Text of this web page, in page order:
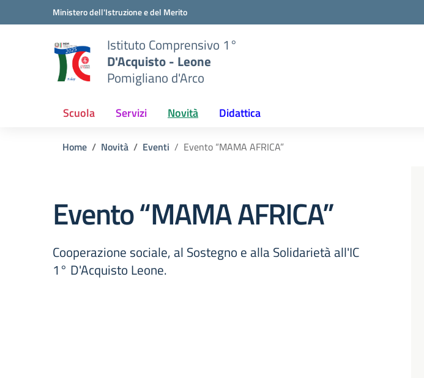
Vai ai contenuti
Vai al menu di navigazioneMinistero dell'Istruzione e del Merito
Istituto Comprensivo 1°
D'Acquisto - Leone
Pomigliano d'Arco
Scuola Servizi Novità Didattica
Home Novità Eventi Evento “MAMA AFRICA”
Evento “MAMA AFRICA”
Cooperazione sociale, al Sostegno e alla Solidarietà all'IC
1° D'Acquisto Leone.